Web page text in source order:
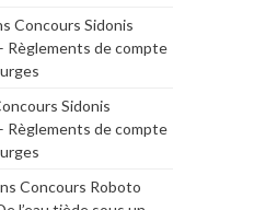
Concours Sidonis
Règlements de compte
Sidonis
Règlements de compte
Concours Roboto